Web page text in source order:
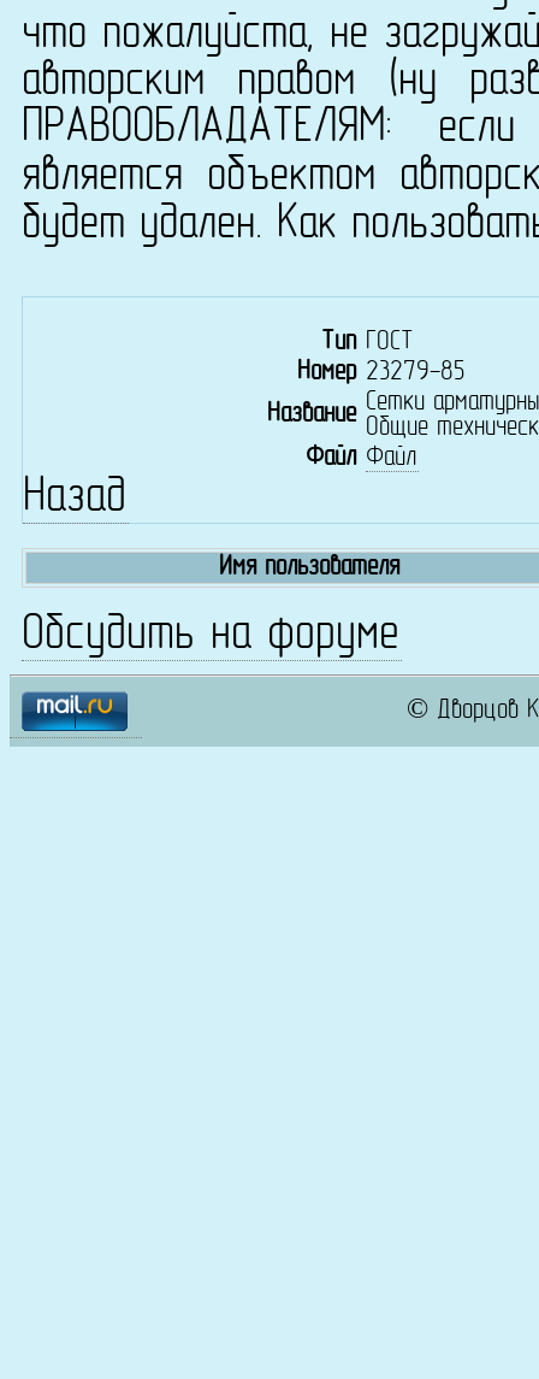
что пожалуйста, не
авторским правом (ну
ПРАВООБЛАДАТЕЛЯМ:
является объектом
будет удален. Как
Тип ГОСТ
Номер 23279-85
Название Сетки
Общие
Файл Файл
Назад
Имя пользователя
Обсудить на форуме
© Дворцов